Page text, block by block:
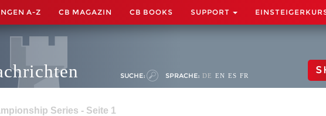
A-Z CB MAGAZIN CB BOOKS SUPPORT
SUCHE: SPRACHE: DE EN ES FR
Series - Seite 1